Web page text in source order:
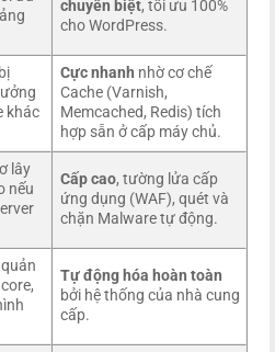
chuyên biệt, tối ưu 100%
cho WordPress.
khác
Cực nhanh nhờ cơ chế
Cache (Varnish,
Memcached, Redis) tích
hợp sẵn ở cấp máy chủ.
lây
nếu
Cấp cao, tường lửa cấp
ứng dụng (WAF), quét và
chặn Malware tự động.
Tự động hóa hoàn toàn
bởi hệ thống của nhà cung
cấp.